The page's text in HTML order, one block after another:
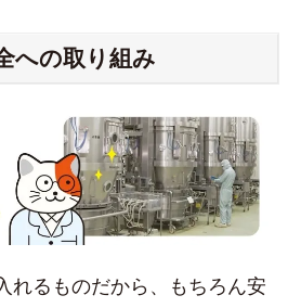
への取り組み
れるものだから、もちろん安